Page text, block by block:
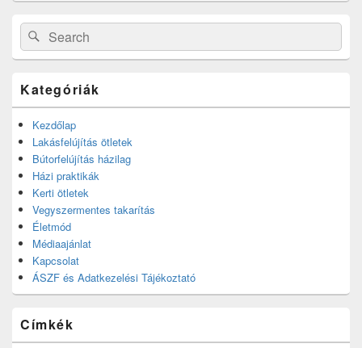
Search
for:
Search
Kategóriák
Kezdőlap
Lakásfelújítás ötletek
Bútorfelújítás házilag
Házi praktikák
Kerti ötletek
Vegyszermentes takarítás
Életmód
Médiaajánlat
Kapcsolat
ÁSZF és Adatkezelési Tájékoztató
Címkék